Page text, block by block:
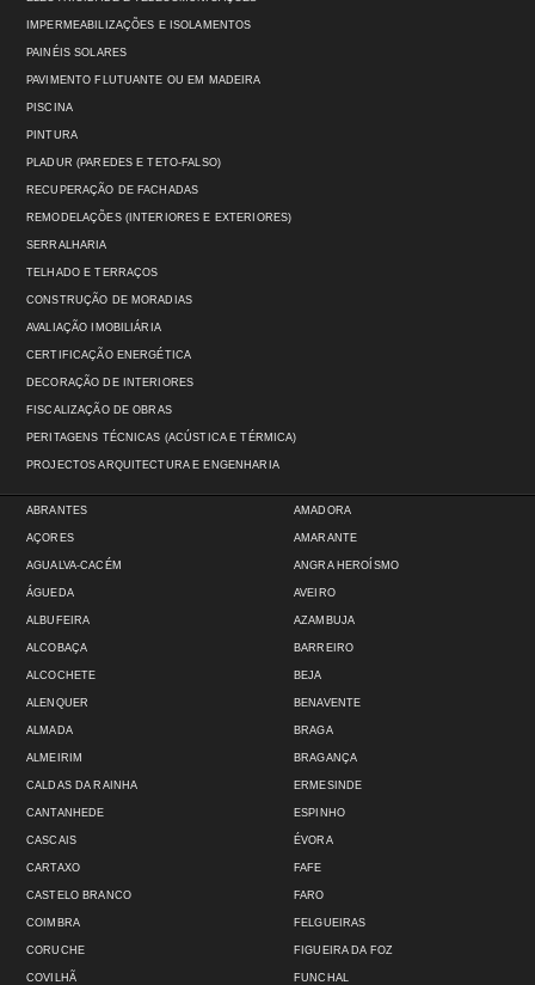
IMPERMEABILIZAÇÕES E ISOLAMENTOS
PAINÉIS SOLARES
PAVIMENTO FLUTUANTE OU EM MADEIRA
PISCINA
PINTURA
PLADUR (PAREDES E TETO-FALSO)
RECUPERAÇÃO DE FACHADAS
REMODELAÇÕES (INTERIORES E EXTERIORES)
SERRALHARIA
TELHADO E TERRAÇOS
CONSTRUÇÃO DE MORADIAS
AVALIAÇÃO IMOBILIÁRIA
CERTIFICAÇÃO ENERGÉTICA
DECORAÇÃO DE INTERIORES
FISCALIZAÇÃO DE OBRAS
PERITAGENS TÉCNICAS (ACÚSTICA E TÉRMICA)
PROJECTOS ARQUITECTURA E ENGENHARIA
ABRANTES
AÇORES
AGUALVA-CACÉM
ÁGUEDA
ALBUFEIRA
ALCOBAÇA
ALCOCHETE
ALENQUER
ALMADA
ALMEIRIM
AMADORA
AMARANTE
ANGRA HEROÍSMO
AVEIRO
AZAMBUJA
BARREIRO
BEJA
BENAVENTE
BRAGA
BRAGANÇA
CALDAS DA RAINHA
CANTANHEDE
CASCAIS
CARTAXO
CASTELO BRANCO
COIMBRA
CORUCHE
COVILHÃ
ERMESINDE
ESPINHO
ÉVORA
FAFE
FARO
FELGUEIRAS
FIGUEIRA DA FOZ
FUNCHAL